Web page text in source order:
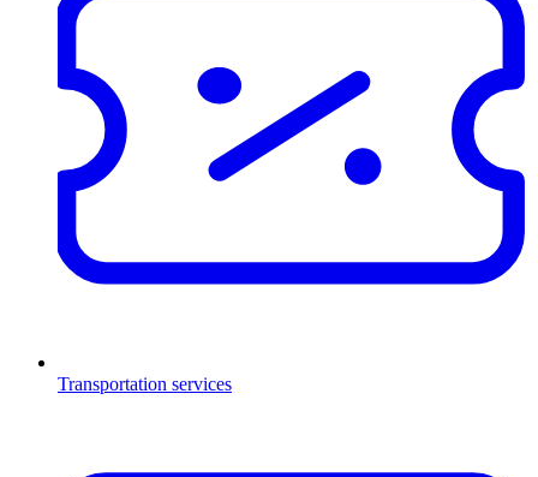
Transportation services